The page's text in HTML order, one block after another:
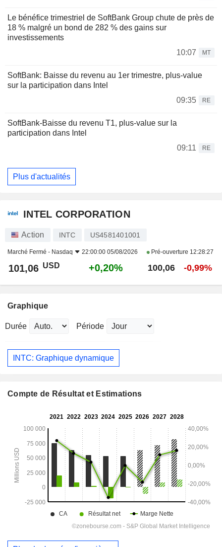
Le bénéfice trimestriel de SoftBank Group chute de près de
18 % malgré un bond de 282 % des gains sur
investissements
10:07
MT
SoftBank: Baisse du revenu au 1er trimestre, plus-value
sur la participation dans Intel
09:35
RE
SoftBank-Baisse du revenu T1, plus-value sur la
participation dans Intel
09:11
RE
Plus d'actualités
INTEL CORPORATION
Action INTC US4581401001
Marché Fermé - Nasdaq 22:00:00 05/08/2026 Pré-ouverture 12:28:27
101,06 USD +0,20% 100,06 -0,99%
Graphique
Durée Période
INTC: Graphique dynamique
Compte de Résultat et Estimations